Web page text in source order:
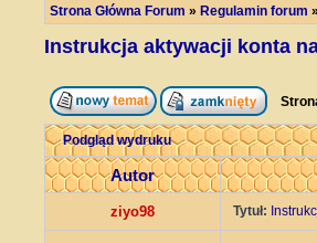
Strona Główna Forum » Regulamin forum »
Instrukcja aktywacji konta
Podgląd wydruku
Autor
ziyo98 Tytuł: